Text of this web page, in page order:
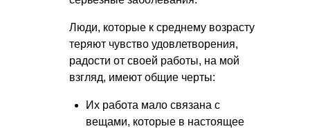
Люди, которые к среднему возрасту
теряют чувство удовлетворения,
радости от своей работы, на мой
взгляд, имеют общие черты:
Их работа мало связана с
вещами, которые в настоящее